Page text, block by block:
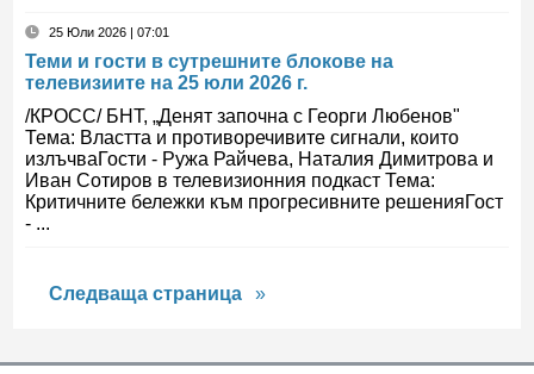
25 Юли 2026 | 07:01
Теми и гости в сутрешните блокове на
телевизиите на 25 юли 2026 г.
/КРОСС/ БНТ, „Денят започна с Георги Любенов"
Тема: Властта и противоречивите сигнали, които
излъчваГости - Ружа Райчева, Наталия Димитрова и
Иван Сотиров в телевизионния подкаст Тема:
Критичните бележки към прогресивните решенияГост
- ...
Следваща страница